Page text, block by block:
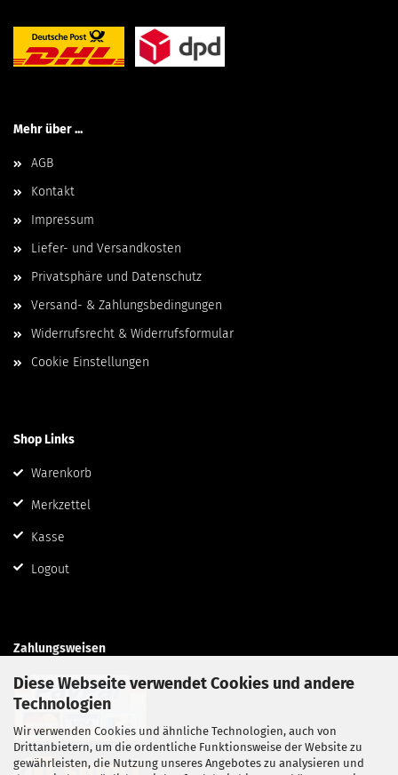
Diese Webseite verwendet Cookies und andere
Technologien
Wir verwenden Cookies und ähnliche Technologien, auch von
Drittanbietern, um die ordentliche Funktionsweise der Website zu
gewährleisten, die Nutzung unseres Angebotes zu analysieren und
Mehr über ...
AGB
Kontakt
Impressum
Liefer- und Versandkosten
Privatsphäre und Datenschutz
Versand- & Zahlungsbedingungen
Widerrufsrecht & Widerrufsformular
Cookie Einstellungen
Shop Links
Warenkorb
Merkzettel
Kasse
Logout
Zahlungsweisen